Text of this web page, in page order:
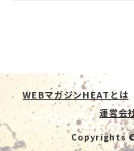
WEBマガジンHEATとは
運営会
Copyrights ©